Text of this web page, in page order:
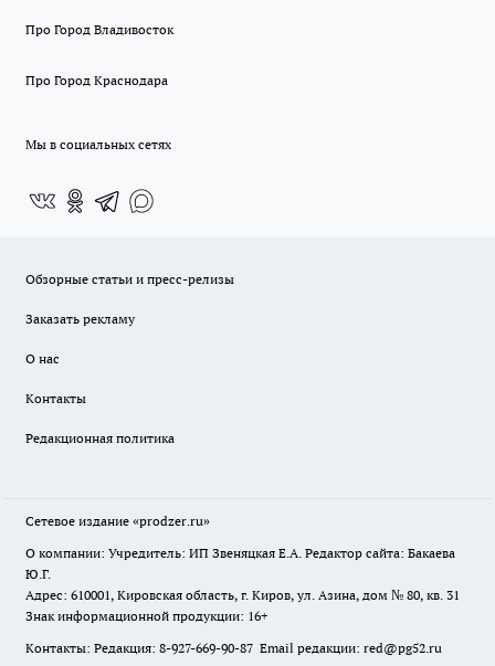
Про Город Владивосток
Про Город Краснодара
Мы в социальных сетях
Обзорные статьи и пресс-релизы
Заказать рекламу
О нас
Контакты
Редакционная политика
Сетевое издание «prodzer.ru»
О компании: Учредитель: ИП Звеняцкая Е.А. Редактор сайта: Бакаева
Ю.Г.
Адрес: 610001, Кировская область, г. Киров, ул. Азина, дом № 80, кв. 31
Знак информационной продукции: 16+
Контакты: Редакция: 8-927-669-90-87 Email редакции: red@pg52.ru